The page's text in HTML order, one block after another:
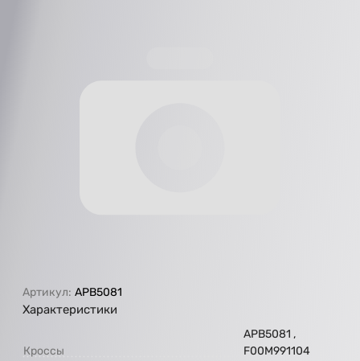
Артикул: APB5081
Характеристики
Кроссы
APB5081 ,
F00M991104